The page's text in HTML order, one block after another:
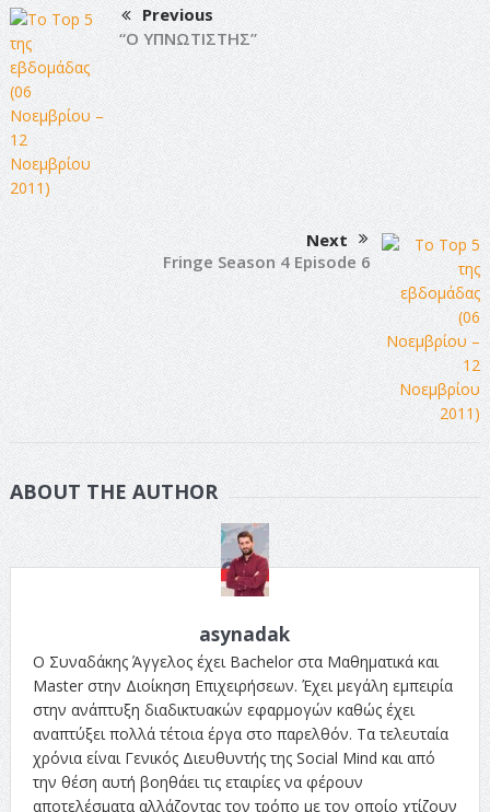
Previous
“Ο ΥΠΝΩΤΙΣΤΗΣ”
Next
Fringe Season 4 Episode 6
ABOUT THE AUTHOR
asynadak
Ο Συναδάκης Άγγελος έχει Bachelor στα Μαθηματικά και
Master στην Διοίκηση Επιχειρήσεων. Έχει μεγάλη εμπειρία
στην ανάπτυξη διαδικτυακών εφαρμογών καθώς έχει
αναπτύξει πολλά τέτοια έργα στο παρελθόν. Τα τελευταία
χρόνια είναι Γενικός Διευθυντής της Social Mind και από
την θέση αυτή βοηθάει τις εταιρίες να φέρουν
αποτελέσματα αλλάζοντας τον τρόπο με τον οποίο χτίζουν